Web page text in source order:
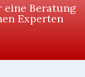
eine Beratung
Experten